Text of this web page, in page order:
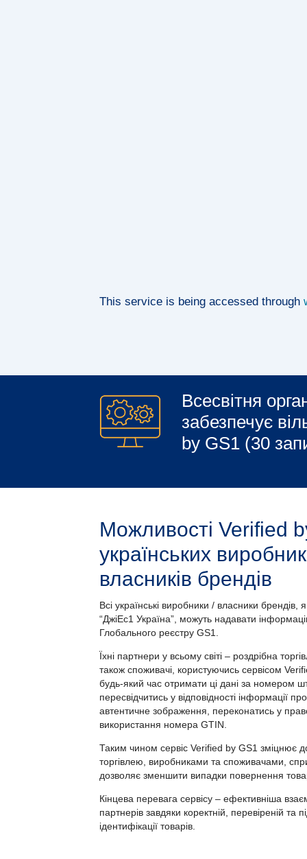
This service is being accessed through
Всесвітня
забезпечує
by GS1 (30
Можливості Verified
українських
власників брендів
Всі українські виробники / власники брендів,
“ДжіЕс1 Україна”, можуть надавати
Глобального реєстру GS1.
Їхні партнери у всьому світі – роздрібна
також споживачі, користуючись сервісом
будь-який час отримати ці дані за номером
пересвідчитись у відповідності інформації
автентичне зображення, переконатись у
використання номера GTIN.
Таким чином сервіс Verified by GS1 зміцнює
торгівлею, виробниками та споживачами,
дозволяє зменшити випадки повернення
Кінцева перевага сервісу – ефективніша
партнерів завдяки коректній, перевіреній та
ідентифікації товарів.